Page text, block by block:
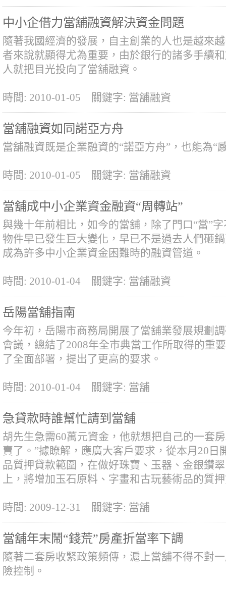
中小企借力當舖融資解決資金問題
隨著我國經濟的發展，自主創業的人也是越來
者來說就顯得尤為重要，由於銀行的諸多手續
人就把目光投向了當舖融資。
時間: 2010-01-05 關鍵字: 當舖融資
當舖融資如同諾亞方舟
當舖融資既是企業融資的“諾亞方舟”，也能為“
時間: 2010-01-05 關鍵字: 當舖融資
當舖成中小企業資金融資“周轉站”
與幾十年前相比，如今的當舖，除了門口“當”
物件早已發生巨大變化，早已不是過去人們砸
成為許多中小企業資金困難時的融資管道。
時間: 2010-01-04 關鍵字: 當舖融資
岳陽當舖指南
今年初，岳陽市商務局開展了當舖業發展規劃
會議，總結了2008年全市典當工作所取得的重
了全面部署，提出了更高的要求。
時間: 2010-01-04 關鍵字: 當舖
急貸款時誰幫忙請到當舖
胡先生急需60萬元資金，他就想把自己的一套
賣了。”據瞭解，應廣大客戶要求，從本月20日
品質押貸款範圍，在做好珠寶、玉器、金銀鑽
上，將增加玉石原料、字畫和古玩藝術品的質
時間: 2009-12-31 關鍵字: 當舖
當舖年末鬧“錢荒”房產折當率下調
隨著二套房收緊政策頻傳，滬上當舖不得不對
險控制。